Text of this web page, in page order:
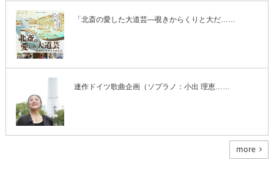
「北斎の愛した大道芸―覗きからくりと大だ……
連作ドイツ歌曲企画（ソプラノ：小出 理恵……
more